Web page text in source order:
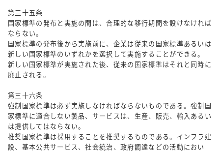
第三十五条
国家標準の発布と実施の間は、合理的な移行期間を設けなければ
ならない。
国家標準の発布後から実施前に、企業は従来の国家標準あるいは
新しい国家標準のいずれかを選択して実施することができる。
新しい国家標準が実施された後、従来の国家標準はそれと同時に
廃止される。
第三十六条
強制国家標準は必ず実施しなければならないものである。強制国
家標準に適合しない製品、サービスは、生産、販売、輸入あるい
は提供してはならない。
推奨国家標準は採用することを推奨するものである。インフラ建
設、基本公共サービス、社会統治、政府調達などの活動におい